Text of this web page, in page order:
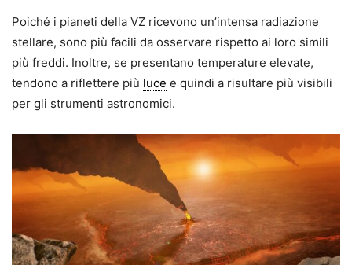
Poiché i pianeti della VZ ricevono un’intensa radiazione
stellare, sono più facili da osservare rispetto ai loro simili
più freddi. Inoltre, se presentano temperature elevate,
tendono a riflettere più luce e quindi a risultare più visibili
per gli strumenti astronomici.